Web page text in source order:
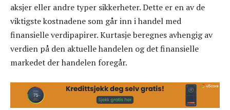
aksjer eller andre typer sikkerheter. Dette er en av de
viktigste kostnadene som går inn i handel med
finansielle verdipapirer. Kurtasje beregnes avhengig av
verdien på den aktuelle handelen og det finansielle
markedet der handelen foregår.